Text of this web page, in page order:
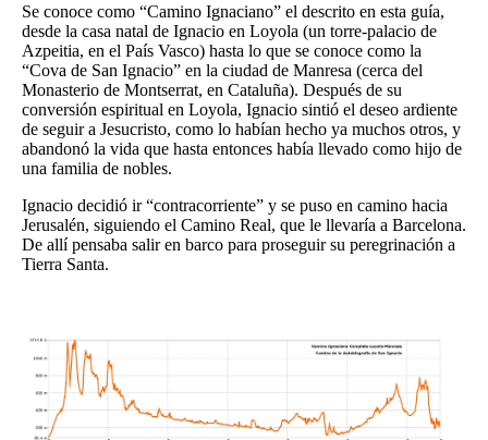
Se conoce como “Camino Ignaciano” el descrito en esta guía,
desde la casa natal de Ignacio en Loyola (un torre-palacio de
Azpeitia, en el País Vasco) hasta lo que se conoce como la
“Cova de San Ignacio” en la ciudad de Manresa (cerca del
Monasterio de Montserrat, en Cataluña). Después de su
conversión espiritual en Loyola, Ignacio sintió el deseo ardiente
de seguir a Jesucristo, como lo habían hecho ya muchos otros, y
abandonó la vida que hasta entonces había llevado como hijo de
una familia de nobles.
Ignacio decidió ir “contracorriente” y se puso en camino hacia
Jerusalén, siguiendo el Camino Real, que le llevaría a Barcelona.
De allí pensaba salir en barco para proseguir su peregrinación a
Tierra Santa.